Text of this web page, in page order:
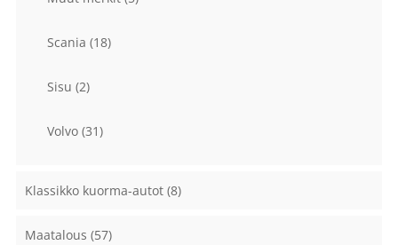
Scania (18)
Sisu (2)
Volvo (31)
Klassikko kuorma-autot (8)
Maatalous (57)